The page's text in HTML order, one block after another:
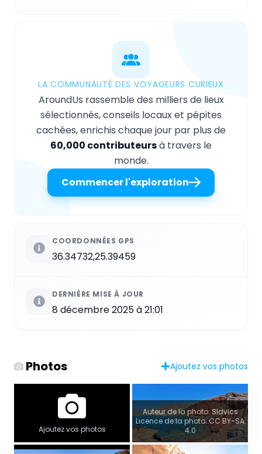
LA COMMUNAUTÉ DES VOYAGEURS CURIEUX
AroundUs rassemble des milliers de lieux
sélectionnés, conseils locaux et pépites
cachées, enrichis chaque jour par plus de
60,000 contributeursà travers le
monde.
Commencer l'exploration
COORDONNÉES GPS
36.34732,25.39459
DERNIÈRE MISE À JOUR
8 décembre 2025 à 21:01
Photos Ajoutez vos photos
Ajoutez vos photos
Auteur de la photo: Sidvics
Licence de la photo: CC BY-SA
4.0